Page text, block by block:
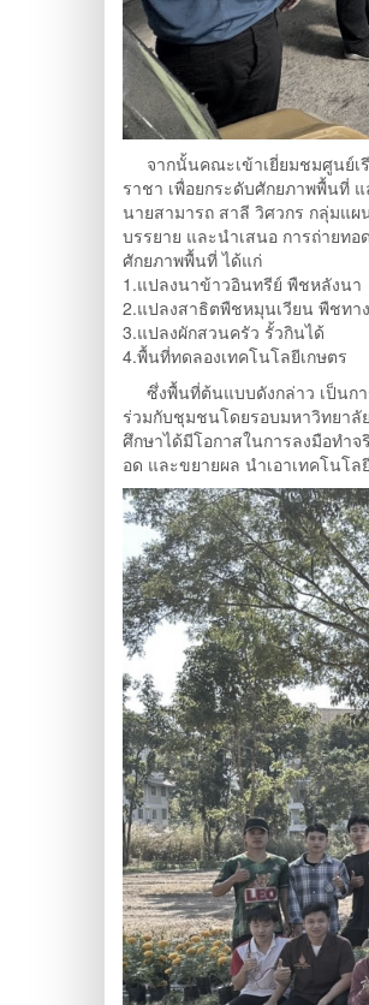
จากนั้นคณะเข้าเยี่ยมชมศูนย์เรี
ราชา เพื่อยกระดับศักยภาพพื้นที่
นายสามารถ สาลี วิศวกร กลุ่มแผ
บรรยาย และนำเสนอ การถ่ายท
ศักยภาพพื้นที่ ได้แก่
1.แปลงนาข้าวอินทรีย์ พืชหลังนา
2.แปลงสาธิตพืชหมุนเวียน พืชทา
3.แปลงผักสวนครัว รั้วกินได้
4.พื้นที่ทดลองเทคโนโลยีเกษตร
ซึ่งพื้นที่ต้นแบบดังกล่าว เป็นกา
ร่วมกับชุมชนโดยรอบมหาวิทยาลั
ศึกษาได้มีโอกาสในการลงมือทำ
อด และขยายผล นำเอาเทคโนโ